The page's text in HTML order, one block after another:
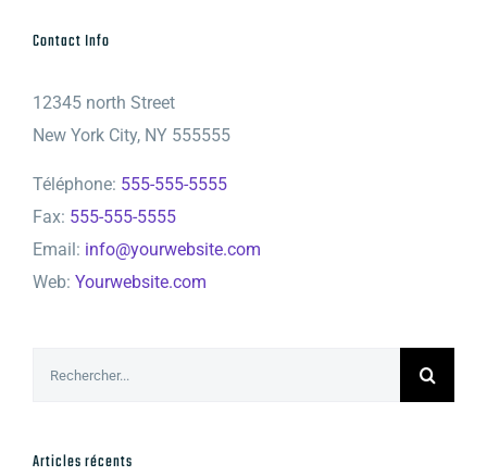
Contact Info
12345 north Street
New York City, NY 555555
Téléphone: 555-555-5555
Fax: 555-555-5555
Email: info@yourwebsite.com
Web: Yourwebsite.com
Articles récents